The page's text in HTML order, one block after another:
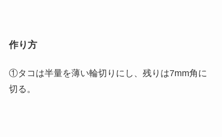
作り方
①タコは半量を薄い輪切りにし、残りは7mm角に
切る。